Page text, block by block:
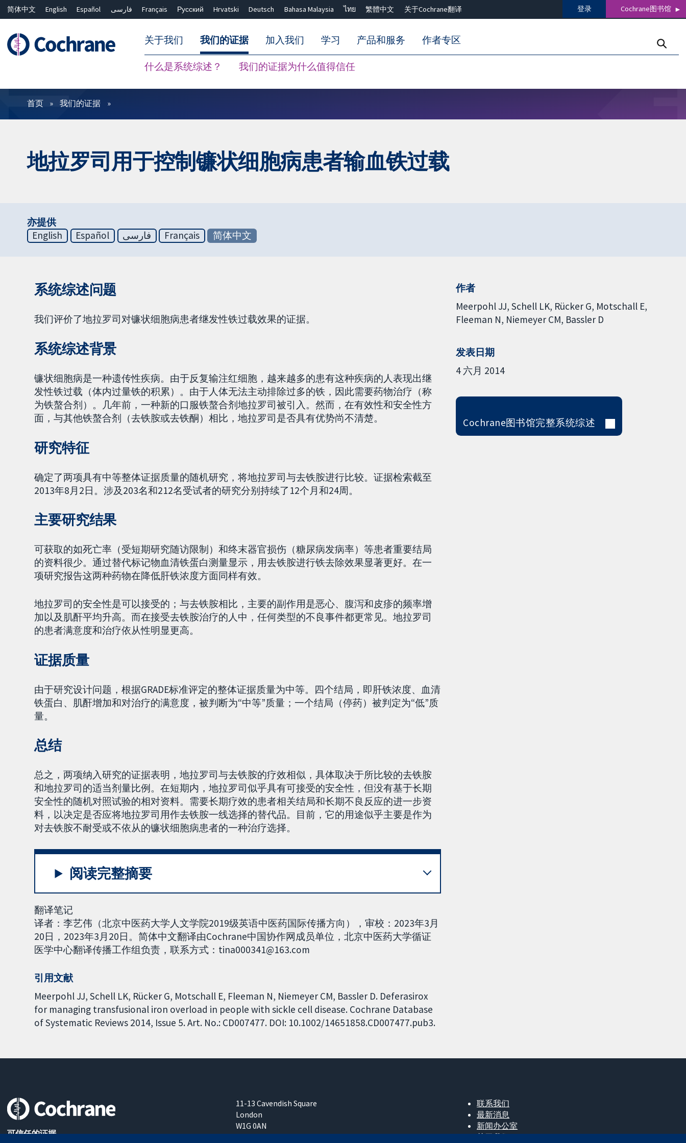
简体中文 English Español فارسی Français Русский Hrvatski Deutsch Bahasa Malaysia ไทย 繁體中文 关于Cochrane翻译 登录 Cochrane图书馆
关于我们 我们的证据
什么是系统综述？ 我们的证据为什么值得信任
加入我们 学习 产品和服务 作者专区
过滤
首页 我们的证据
地拉罗司用于控制镰状细胞病患者输血铁过载
亦提供
English
Español فارسی Français 简体中文
系统综述问题
我们评价了地拉罗司对镰状细胞病患者继发性铁过载效果的证据。
系统综述背景
镰状细胞病是一种遗传性疾病。由于反复输注红细胞，越来越多的患有这种疾病的人表现出继
发性铁过载（体内过量铁的积累）。由于人体无法主动排除过多的铁，因此需要药物治疗（称
为铁螯合剂）。几年前，一种新的口服铁螯合剂地拉罗司被引入。然而，在有效性和安全性方
面，与其他铁螯合剂（去铁胺或去铁酮）相比，地拉罗司是否具有优势尚不清楚。
研究特征
确定了两项具有中等整体证据质量的随机研究，将地拉罗司与去铁胺进行比较。证据检索截至
2013年8月2日。涉及203名和212名受试者的研究分别持续了12个月和24周。
主要研究结果
可获取的如死亡率（受短期研究随访限制）和终末器官损伤（糖尿病发病率）等患者重要结局
的资料很少。通过替代标记物血清铁蛋白测量显示，用去铁胺进行铁去除效果显著更好。在一
项研究报告这两种药物在降低肝铁浓度方面同样有效。
地拉罗司的安全性是可以接受的；与去铁胺相比，主要的副作用是恶心、腹泻和皮疹的频率增
加以及肌酐平均升高。而在接受去铁胺治疗的人中，任何类型的不良事件都更常见。地拉罗司
的患者满意度和治疗依从性明显更高。
证据质量
由于研究设计问题，根据GRADE标准评定的整体证据质量为中等。四个结局，即肝铁浓度、血清
铁蛋白、肌酐增加和对治疗的满意度，被判断为“中等”质量；一个结局（停药）被判定为“低”质
量。
总结
总之，两项纳入研究的证据表明，地拉罗司与去铁胺的疗效相似，具体取决于所比较的去铁胺
和地拉罗司的适当剂量比例。在短期内，地拉罗司似乎具有可接受的安全性，但没有基于长期
安全性的随机对照试验的相对资料。需要长期疗效的患者相关结局和长期不良反应的进一步资
料，以决定是否应将地拉罗司用作去铁胺一线选择的替代品。目前，它的用途似乎主要是作为
对去铁胺不耐受或不依从的镰状细胞病患者的一种治疗选择。
阅读完整摘要
翻译笔记
译者：李艺伟（北京中医药大学人文学院2019级英语中医药国际传播方向），审校：2023年3月
20日，2023年3月20日。简体中文翻译由Cochrane中国协作网成员单位，北京中医药大学循证
医学中心翻译传播工作组负责，联系方式：tina000341@163.com
引用文献
Meerpohl JJ, Schell LK, Rücker G, Motschall E, Fleeman N, Niemeyer CM, Bassler D. Deferasirox
for managing transfusional iron overload in people with sickle cell disease. Cochrane Database
of Systematic Reviews 2014, Issue 5. Art. No.: CD007477. DOI: 10.1002/14651858.CD007477.pub3.
作者
Meerpohl JJ Schell LK Rücker G Motschall E
Fleeman N Niemeyer CM Bassler D
发表日期
4 六月 2014
Cochrane图书馆完整系统综述
可信任的证据
11-13 Cavendish Square
London
W1G 0AN
United Kingdom
联系我们
最新消息
新闻办公室
关于我们